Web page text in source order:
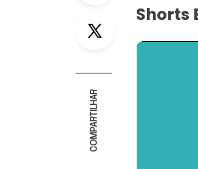
Twitter
COMPARTILHAR
Shorts